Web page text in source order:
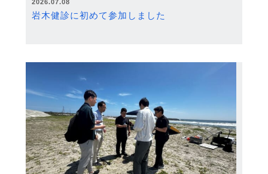
2026.07.08
岩木健診に初めて参加しました